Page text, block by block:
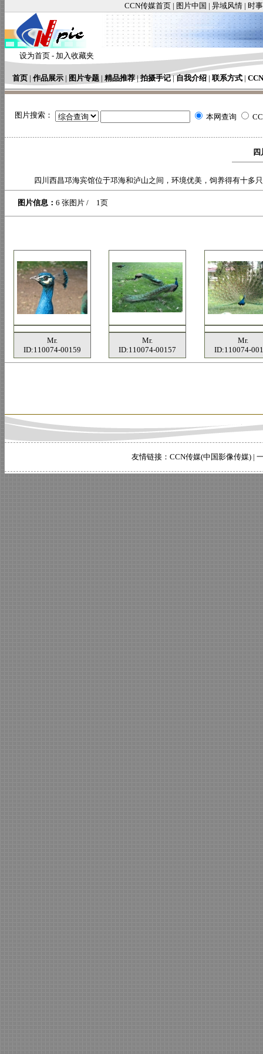
CCN传媒首页 | 图片中国 | 异域风情 | 时
设为首页 - 加入收藏夹
首页 | 作品展示 | 图片专题 | 精品推荐|拍摄手记|自我介绍 | 联系方式 |
图片搜索： 本网查询
四川西昌邛海宾馆位于邛海和泸山之间，环境优美，饲养得有十多
图片信息： 6 张图片 / 1页
Mr.
ID:110074-00159
Mr.
ID:110074-00157
Mr.
ID:110074-
友情链接： CCN传媒(中国影像传媒) |